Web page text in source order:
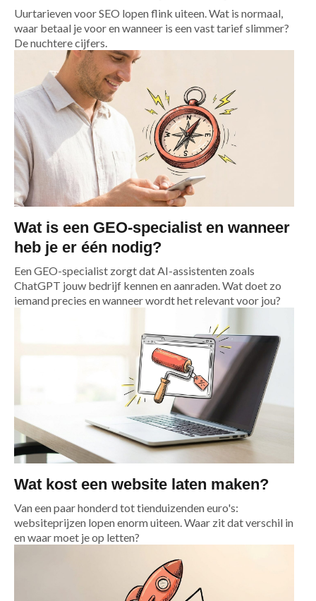
Uurtarieven voor SEO lopen flink uiteen. Wat is normaal,
waar betaal je voor en wanneer is een vast tarief slimmer?
De nuchtere cijfers.
Wat is een GEO-specialist en wanneer
heb je er één nodig?
Een GEO-specialist zorgt dat AI-assistenten zoals
ChatGPT jouw bedrijf kennen en aanraden. Wat doet zo
iemand precies en wanneer wordt het relevant voor jou?
Wat kost een website laten maken?
Van een paar honderd tot tienduizenden euro's:
websiteprijzen lopen enorm uiteen. Waar zit dat verschil in
en waar moet je op letten?